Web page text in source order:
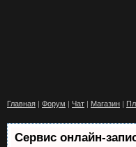
Главная | Форум | Чат | Магазин |
Сервис онлайн-